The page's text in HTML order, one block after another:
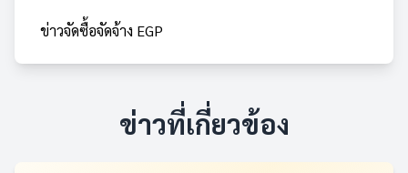
ข่าวจัดซื้อจัดจ้าง EGP
ข่าวที่เกี่ยวข้อง